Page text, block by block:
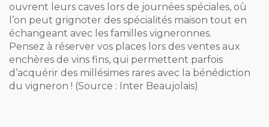
ouvrent leurs caves lors de journées spéciales, où
l’on peut grignoter des spécialités maison tout en
échangeant avec les familles vigneronnes.
Pensez à réserver vos places lors des ventes aux
enchères de vins fins, qui permettent parfois
d’acquérir des millésimes rares avec la bénédiction
du vigneron ! (Source : Inter Beaujolais)